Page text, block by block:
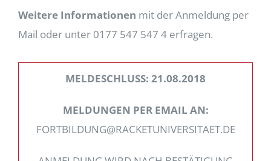
Weitere Informationen mit der Anmeldung per
Mail oder unter 0177 547 547 4 erfragen.
MELDESCHLUSS: 21.08.2018
MELDUNGEN PER EMAIL AN:
FORTBILDUNG@RACKETUNIVERSITAET.DE